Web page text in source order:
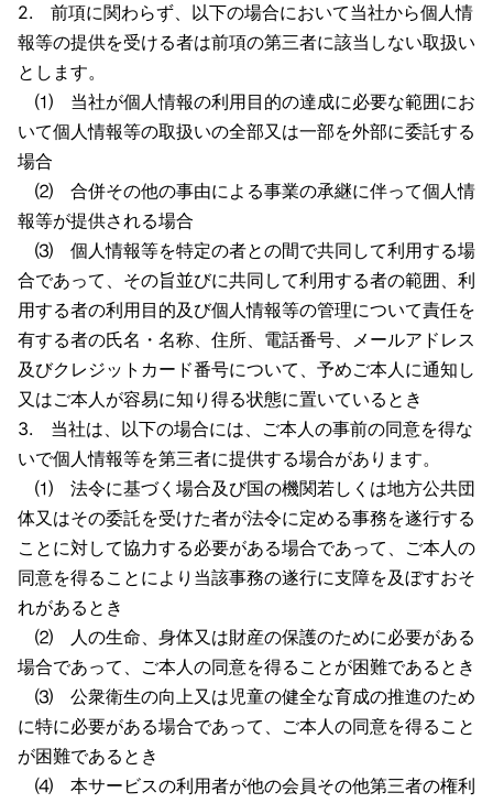
2. 前項に関わらず、以下の場合において当社から個人情
報等の提供を受ける者は前項の第三者に該当しない取扱い
とします。
⑴ 当社が個人情報の利用目的の達成に必要な範囲にお
いて個人情報等の取扱いの全部又は一部を外部に委託する
場合
⑵ 合併その他の事由による事業の承継に伴って個人情
報等が提供される場合
⑶ 個人情報等を特定の者との間で共同して利用する場
合であって、その旨並びに共同して利用する者の範囲、利
用する者の利用目的及び個人情報等の管理について責任を
有する者の氏名・名称、住所、電話番号、メールアドレス
及びクレジットカード番号について、予めご本人に通知し
又はご本人が容易に知り得る状態に置いているとき
3. 当社は、以下の場合には、ご本人の事前の同意を得な
いで個人情報等を第三者に提供する場合があります。
⑴ 法令に基づく場合及び国の機関若しくは地方公共団
体又はその委託を受けた者が法令に定める事務を遂行する
ことに対して協力する必要がある場合であって、ご本人の
同意を得ることにより当該事務の遂行に支障を及ぼすおそ
れがあるとき
⑵ 人の生命、身体又は財産の保護のために必要がある
場合であって、ご本人の同意を得ることが困難であるとき
⑶ 公衆衛生の向上又は児童の健全な育成の推進のため
に特に必要がある場合であって、ご本人の同意を得ること
が困難であるとき
⑷ 本サービスの利用者が他の会員その他第三者の権利